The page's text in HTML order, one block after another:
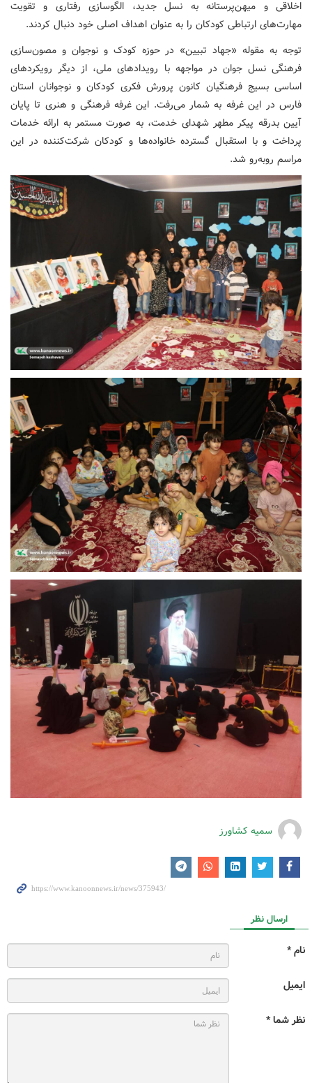
اخلاقی و میهن‌پرستانه به نسل جدید، الگوسازی رفتاری و تقویت
مهارت‌های ارتباطی کودکان را به عنوان اهداف اصلی خود دنبال کردند.
توجه به مقوله «جهاد تبیین» در حوزه کودک و نوجوان و مصون‌سازی
فرهنگی نسل جوان در مواجهه با رویدادهای ملی، از دیگر رویکردهای
اساسی بسیج فرهنگیان کانون پرورش فکری کودکان و نوجوانان استان
فارس در این غرفه به شمار می‌رفت. این غرفه فرهنگی و هنری تا پایان
آیین بدرقه پیکر مطهر شهدای خدمت، به صورت مستمر به ارائه خدمات
پرداخت و با استقبال گسترده خانواده‌ها و کودکان شرکت‌کننده در این
مراسم روبه‌رو شد.
سمیه کشاورز
ارسال نظر
نام *
ایمیل
نظر شما *